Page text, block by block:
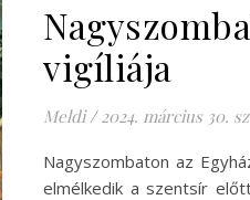
vigíliája
Meldi / 2024. március 30.
Nagyszombaton az
elmélkedik a szentsír